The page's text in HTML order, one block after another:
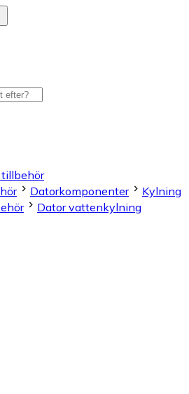
Datorkomponenter
Kylning
Dator vattenkylning